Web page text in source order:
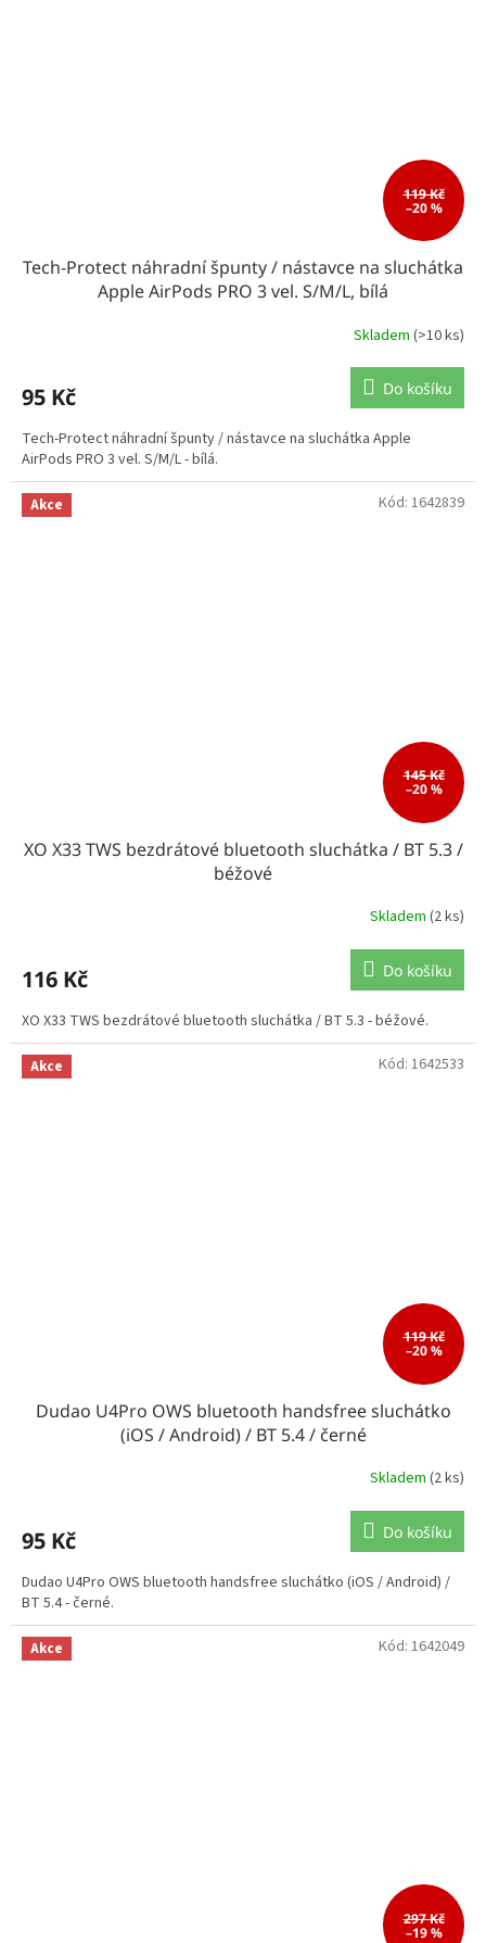
119 Kč
–20 %
Tech-Protect náhradní špunty / nástavce na sluchátka
Apple AirPods PRO 3 vel. S/M/L, bílá
Skladem (>10 ks)
95 Kč Do košíku
Tech-Protect náhradní špunty / nástavce na sluchátka Apple
AirPods PRO 3 vel. S/M/L - bílá.
Akce
145 Kč
–20 %
XO X33 TWS bezdrátové bluetooth sluchátka / BT 5.3 /
béžové
Skladem (2 ks)
116 Kč Do košíku
XO X33 TWS bezdrátové bluetooth sluchátka / BT 5.3 - béžové.
Kód: 1642839
Akce
119 Kč
–20 %
Dudao U4Pro OWS bluetooth handsfree sluchátko
(iOS / Android) / BT 5.4 / černé
Skladem (2 ks)
95 Kč Do košíku
Dudao U4Pro OWS bluetooth handsfree sluchátko (iOS / Android) /
BT 5.4 - černé.
Kód: 1642533
Akce
297 Kč
–19 %
Kód: 1642049